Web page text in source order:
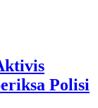
Polisi